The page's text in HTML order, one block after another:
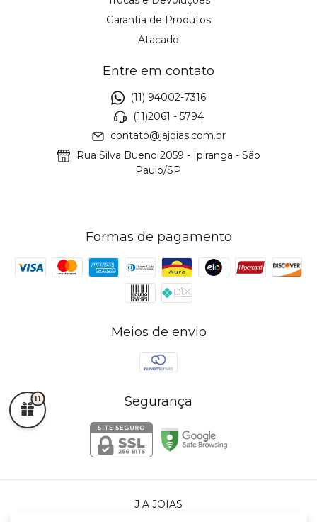
Garantia de Produtos
Atacado
Entre em contato
(11) 94002-7316
(11)2061 - 5794
contato@jajoias.com.br
Rua Silva Bueno 2059 - Ipiranga - São
Paulo/SP
Formas de pagamento
Meios de envio
Segurança
J A JOIAS
11